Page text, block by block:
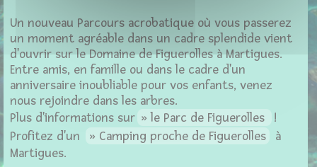
Un nouveau Parcours acrobatique où vous passerez
un moment agréable dans un cadre splendide vient
d'ouvrir sur le Domaine de Figuerolles à Martigues.
Entre amis, en famille ou dans le cadre d'un
anniversaire inoubliable pour vos enfants, venez
nous rejoindre dans les arbres.
Plus d'informations sur
le Parc de Figuerolles
!
Profitez d'un
Camping proche de Figuerolles
à
Martigues.